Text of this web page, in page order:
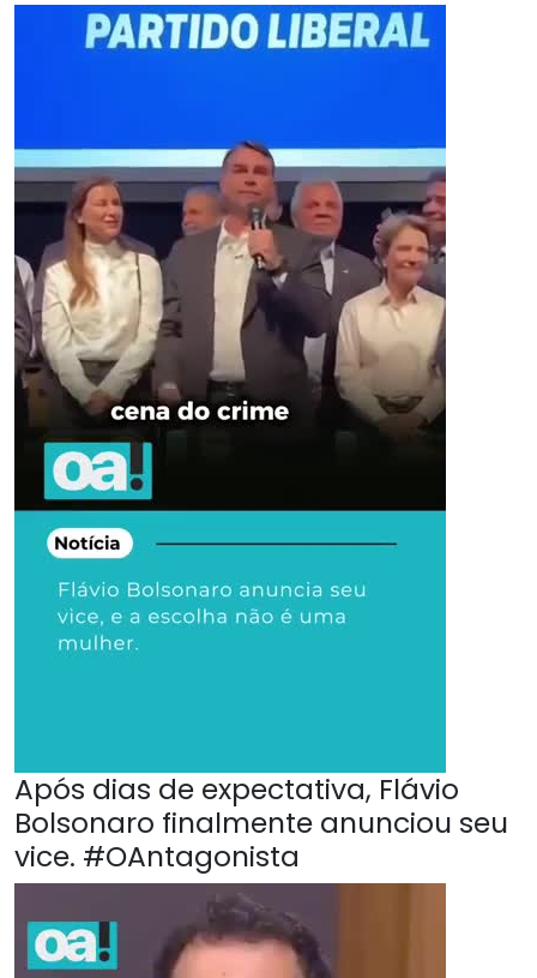
Após dias de expectativa, Flávio
Bolsonaro finalmente anunciou seu
vice. #OAntagonista